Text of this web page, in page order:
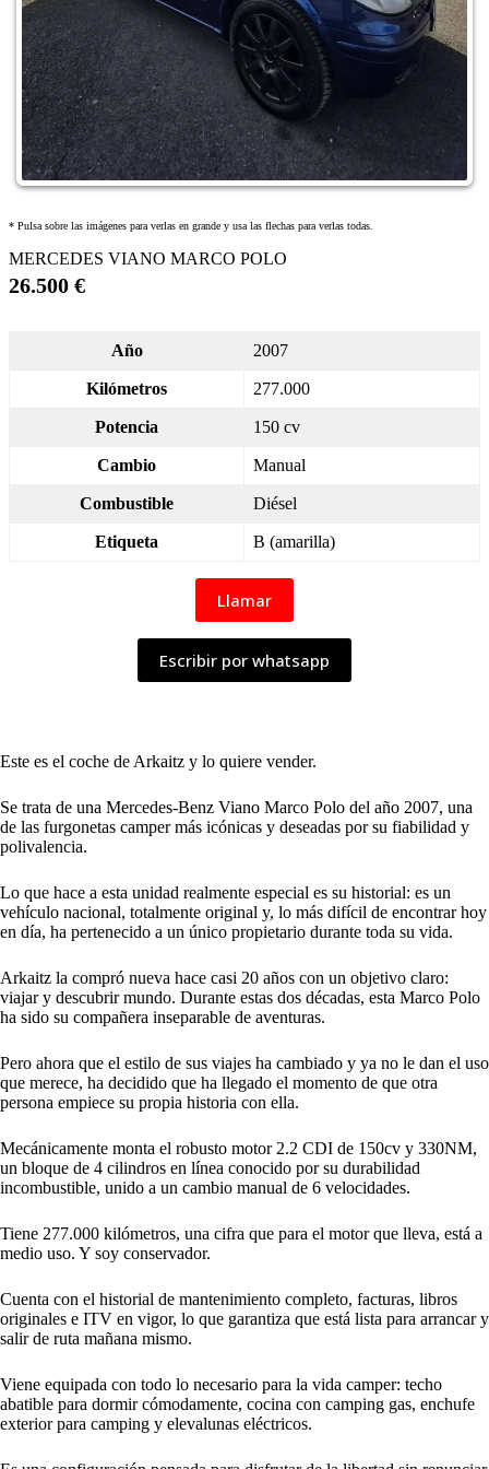
* Pulsa sobre las imágenes para verlas en grande y usa las flechas para verlas todas.
MERCEDES VIANO MARCO POLO
26.500 €
Año 2007
Kilómetros 277.000
Potencia 150 cv
Cambio Manual
Combustible Diésel
Etiqueta B (amarilla)
Llamar
Escribir por whatsapp
Este es el coche de Arkaitz y lo quiere vender.
Se trata de una Mercedes-Benz Viano Marco Polo del año 2007, una
de las furgonetas camper más icónicas y deseadas por su fiabilidad y
polivalencia.
Lo que hace a esta unidad realmente especial es su historial: es un
vehículo nacional, totalmente original y, lo más difícil de encontrar hoy
en día, ha pertenecido a un único propietario durante toda su vida.
Arkaitz la compró nueva hace casi 20 años con un objetivo claro:
viajar y descubrir mundo. Durante estas dos décadas, esta Marco Polo
ha sido su compañera inseparable de aventuras.
Pero ahora que el estilo de sus viajes ha cambiado y ya no le dan el uso
que merece, ha decidido que ha llegado el momento de que otra
persona empiece su propia historia con ella.
Mecánicamente monta el robusto motor 2.2 CDI de 150cv y 330NM,
un bloque de 4 cilindros en línea conocido por su durabilidad
incombustible, unido a un cambio manual de 6 velocidades.
Tiene 277.000 kilómetros, una cifra que para el motor que lleva, está a
medio uso. Y soy conservador.
Cuenta con el historial de mantenimiento completo, facturas, libros
originales e ITV en vigor, lo que garantiza que está lista para arrancar y
salir de ruta mañana mismo.
Viene equipada con todo lo necesario para la vida camper: techo
abatible para dormir cómodamente, cocina con camping gas, enchufe
exterior para camping y elevalunas eléctricos.